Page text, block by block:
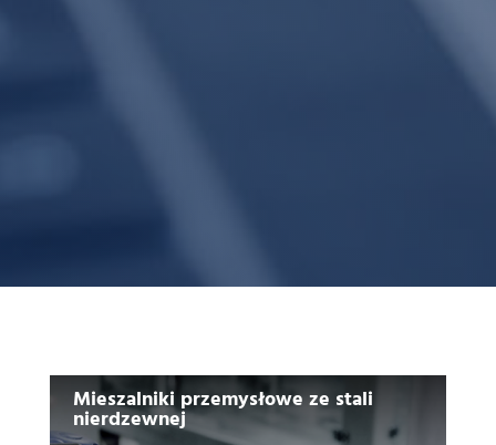
Mieszalniki przemysłowe ze stali
nierdzewnej